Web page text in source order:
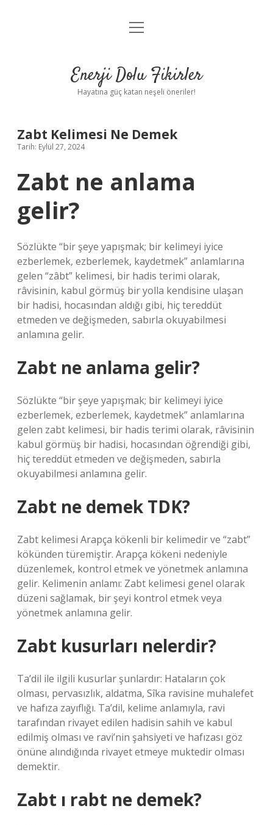
Anasayfa
Yasal Uyarı
menüyü
Enerji Dolu Fikirler
Hayatına güç katan neşeli öneriler!
Zabt Kelimesi Ne Demek
Tarih: Eylül 27, 2024
Zabt ne anlama
gelir?
Sözlükte “bir şeye yapışmak; bir kelimeyi iyice
ezberlemek, ezberlemek, kaydetmek” anlamlarına
gelen “zâbt” kelimesi, bir hadis terimi olarak,
râvisinin, kabul görmüş bir yolla kendisine ulaşan
bir hadisi, hocasından aldığı gibi, hiç tereddüt
etmeden ve değişmeden, sabırla okuyabilmesi
anlamına gelir.
Zabt ne anlama gelir?
Sözlükte “bir şeye yapışmak; bir kelimeyi iyice
ezberlemek, ezberlemek, kaydetmek” anlamlarına
gelen zabt kelimesi, bir hadis terimi olarak, râvisinin
kabul görmüş bir hadisi, hocasından öğrendiği gibi,
hiç tereddüt etmeden ve değişmeden, sabırla
okuyabilmesi anlamına gelir.
Zabt ne demek TDK?
Zabt kelimesi Arapça kökenli bir kelimedir ve “zabt”
kökünden türemiştir. Arapça kökeni nedeniyle
düzenlemek, kontrol etmek ve yönetmek anlamına
gelir. Kelimenin anlamı: Zabt kelimesi genel olarak
düzeni sağlamak, bir şeyi kontrol etmek veya
yönetmek anlamına gelir.
Zabt kusurları nelerdir?
Ta’dil ile ilgili kusurlar şunlardır: Hataların çok
olması, pervasızlık, aldatma, Sîka ravisine muhalefet
ve hafıza zayıflığı. Ta’dil, kelime anlamıyla, ravi
tarafından rivayet edilen hadisin sahih ve kabul
edilmiş olması ve ravi’nin şahsiyeti ve hafızası göz
önüne alındığında rivayet etmeye muktedir olması
demektir.
Zabt ı rabt ne demek?